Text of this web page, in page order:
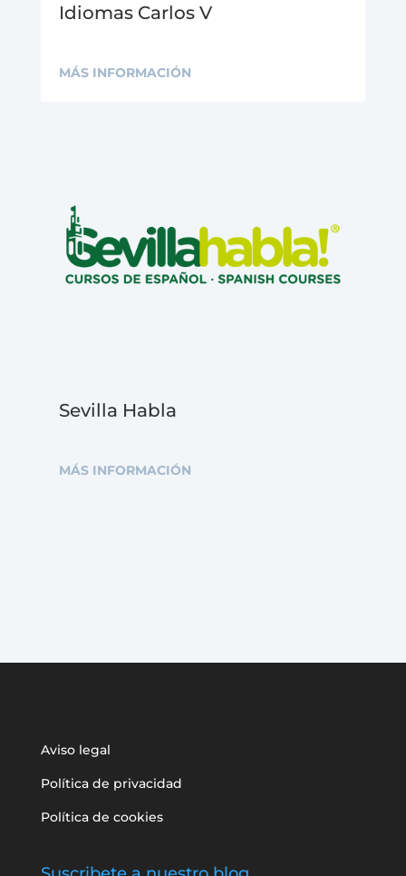
Idiomas Carlos V
MÁS INFORMACIÓN
Sevilla Habla
MÁS INFORMACIÓN
Aviso legal
Política de privacidad
Política de cookies